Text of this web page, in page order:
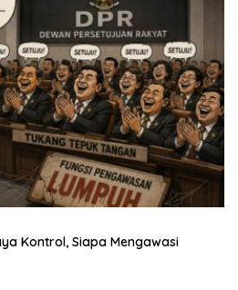
Kontrol, Siapa Mengawasi